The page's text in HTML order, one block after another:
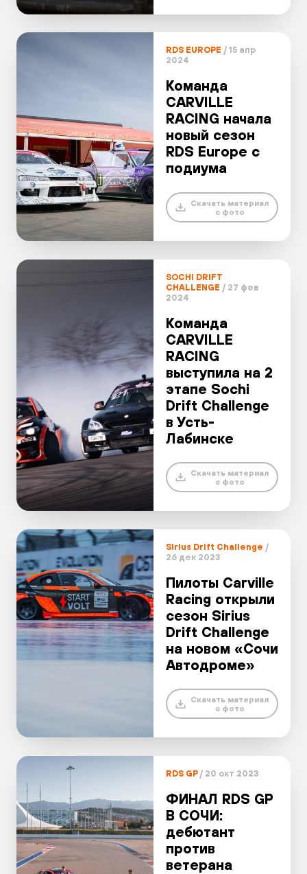
RDS EUROPE / 15 апр
2024
Команда
CARVILLE
RACING начала
новый сезон
RDS Europe с
подиума
Скачать материал
с фото
SOCHI DRIFT
CHALLENGE / 27 фев
2024
Команда
CARVILLE
RACING
выступила на 2
этапе Sochi
Drift Challenge
в Усть-
Лабинске
Скачать материал
с фото
Sirius Drift Challenge /
26 дек 2023
Пилоты Carville
Racing открыли
сезон Sirius
Drift Challenge
на новом «Сочи
Автодроме»
Скачать материал
с фото
RDS GP/ 20 окт 2023
ФИНАЛ RDS GP
В СОЧИ:
дебютант
против
ветерана